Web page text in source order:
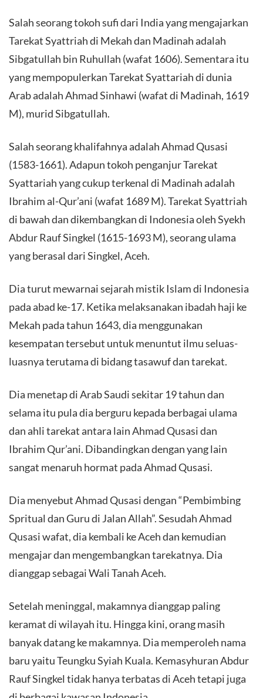
Salah seorang tokoh sufi dari India yang mengajarkan
Tarekat Syattriah di Mekah dan Madinah adalah
Sibgatullah bin Ruhullah (wafat 1606). Sementara itu
yang mempopulerkan Tarekat Syattariah di dunia
Arab adalah Ahmad Sinhawi (wafat di Madinah, 1619
M), murid Sibgatullah.
Salah seorang khalifahnya adalah Ahmad Qusasi
(1583-1661). Adapun tokoh penganjur Tarekat
Syattariah yang cukup terkenal di Madinah adalah
Ibrahim al-Qur’ani (wafat 1689 M). Tarekat Syattriah
di bawah dan dikembangkan di Indonesia oleh Syekh
Abdur Rauf Singkel (1615-1693 M), seorang ulama
yang berasal dari Singkel, Aceh.
Dia turut mewarnai sejarah mistik Islam di Indonesia
pada abad ke-17. Ketika melaksanakan ibadah haji ke
Mekah pada tahun 1643, dia menggunakan
kesempatan tersebut untuk menuntut ilmu seluas-
luasnya terutama di bidang tasawuf dan tarekat.
Dia menetap di Arab Saudi sekitar 19 tahun dan
selama itu pula dia berguru kepada berbagai ulama
dan ahli tarekat antara lain Ahmad Qusasi dan
Ibrahim Qur’ani. Dibandingkan dengan yang lain
sangat menaruh hormat pada Ahmad Qusasi.
Dia menyebut Ahmad Qusasi dengan “Pembimbing
Spritual dan Guru di Jalan Allah”. Sesudah Ahmad
Qusasi wafat, dia kembali ke Aceh dan kemudian
mengajar dan mengembangkan tarekatnya. Dia
dianggap sebagai Wali Tanah Aceh.
Setelah meninggal, makamnya dianggap paling
keramat di wilayah itu. Hingga kini, orang masih
banyak datang ke makamnya. Dia memperoleh nama
baru yaitu Teungku Syiah Kuala. Kemasyhuran Abdur
Rauf Singkel tidak hanya terbatas di Aceh tetapi juga